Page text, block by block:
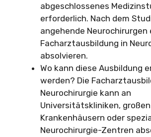
abgeschlossenes
erforderlich. Nach dem
angehende Neurochirurgen
Facharztausbildung in
absolvieren.
Wo kann diese Ausbildung
werden? Die
Neurochirurgie kann an
Universitätskliniken, großen
Krankenhäusern oder
Neurochirurgie-Zentren